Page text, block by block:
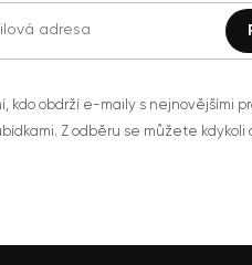
kdo obdrží e-maily s nejnovějšími
Z odběru se můžete kdykoli